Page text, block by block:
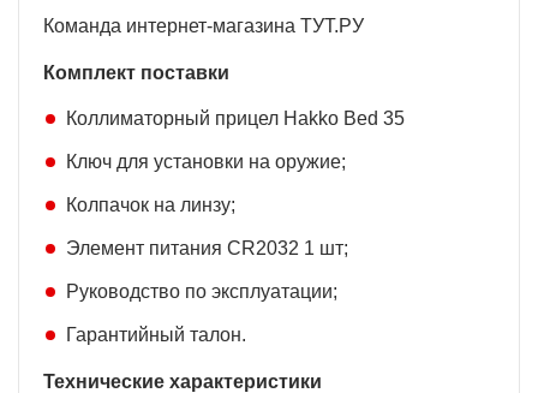
Команда интернет-магазина ТУТ.РУ
Комплект поставки
Коллиматорный прицел Hakko Bed 35
Ключ для установки на оружие;
Колпачок на линзу;
Элемент питания CR2032 1 шт;
Руководство по эксплуатации;
Гарантийный талон.
Технические характеристики